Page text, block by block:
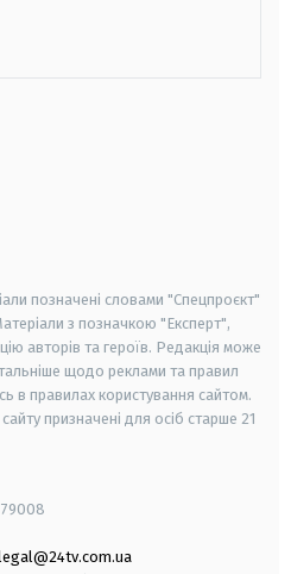
позначені словами "Спецпроєкт"
з позначкою "Експерт",
авторів та героїв. Редакція може
щодо реклами та правил
в правилах користування сайтом.
призначені для осіб старше 21
79008
legal@24tv.com.ua